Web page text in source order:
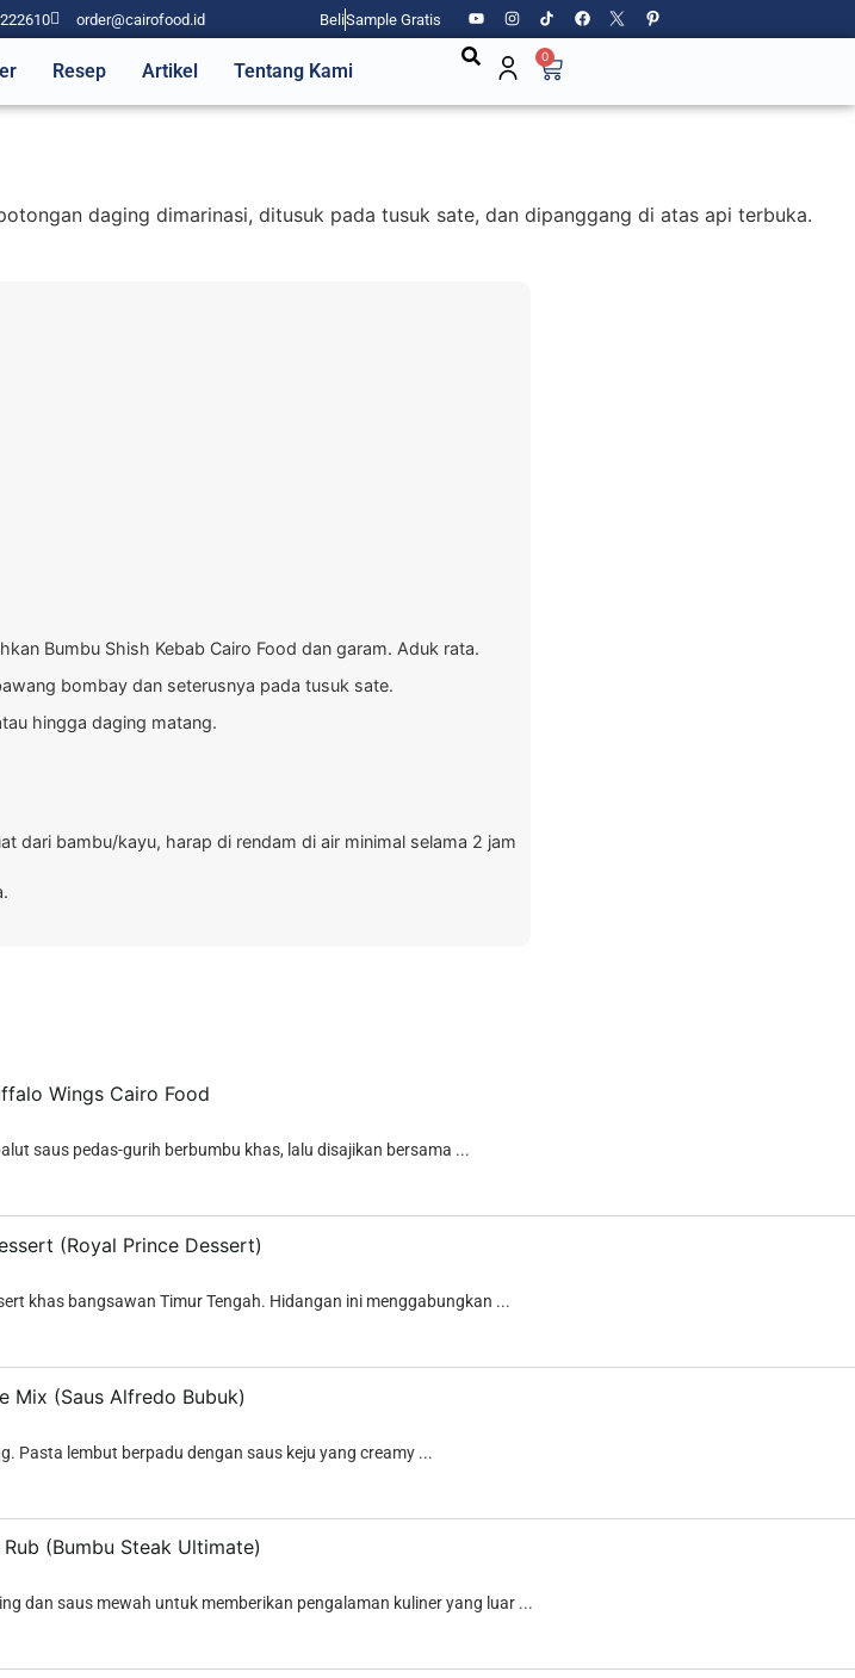
order@cairofood.id BeliSample Gratis
Resep Artikel Tentang Kami
0
daging dimarinasi, ditusuk pada tusuk sate, dan dipanggang di atas api terbuka.
Bumbu Shish Kebab Cairo Food dan garam. Aduk rata.
bombay dan seterusnya pada tusuk sate.
hingga daging matang.
dari bambu/kayu, harap di rendam di air minimal selama 2 jam
saus pedas-gurih berbumbu khas, lalu disajikan bersama ...
khas bangsawan Timur Tengah. Hidangan ini menggabungkan ...
Pasta lembut berpadu dengan saus keju yang creamy ...
dan saus mewah untuk memberikan pengalaman kuliner yang luar ...